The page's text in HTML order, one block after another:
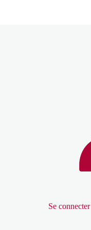
Se connecter